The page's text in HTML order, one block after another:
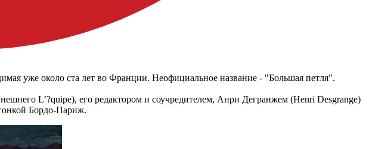
уже около ста лет во Франции. Неофициальное название - "Большая петля".
L’?quipe), его редактором и соучредителем, Анри Дегранжем (Henri Desgrange)
Бордо-Париж.